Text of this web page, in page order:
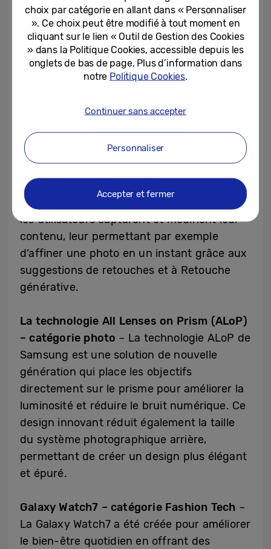
CES 2025 Innovation Awards : des
lauréats
Galaxy AI – catégorie photo– Samsung
ses produits connectés, à commencer par
Galaxy AI sur les appareils mobiles. Cela
permet d’offrir des outils d’édition et de
ProVisual, en ensemble de fonctions
enrichies à l’IA, qui transforme la façon dont
les utilisateurs capturent et modifient leur
contenu, leur permettant par exemple
d’affiner une photo en un instant grâce aux
suggestions de retouches et à Retouche
générative.
La technologie All Lenses on Prism (ALoP)
– catégorie photo – La technologie ALoP de
Samsung est une solution de nouvelle
génération qui place les objectifs
directement sur le prisme pour améliorer la
luminosité et réduire le bruit numérique. Ce
design innovant réduit également la taille
du système photographique arrière,
permettant de créer un design plus élégant
et épuré.
Galaxy Watch7 – catégorie Fashion Tech –
La Galaxy Watch7 a été créée pour améliorer
le bien-être quotidien en offrant des
choix par catégorie en allant dans « Personnaliser
». Ce choix peut être modifié à tout moment en
cliquant sur le lien « Outil de Gestion des Cookies
» dans la Politique Cookies, accessible depuis les
onglets de bas de page. Plus d’information dans
notre Politique Cookies.
Continuer sans accepter
Personnaliser
Accepter et fermer